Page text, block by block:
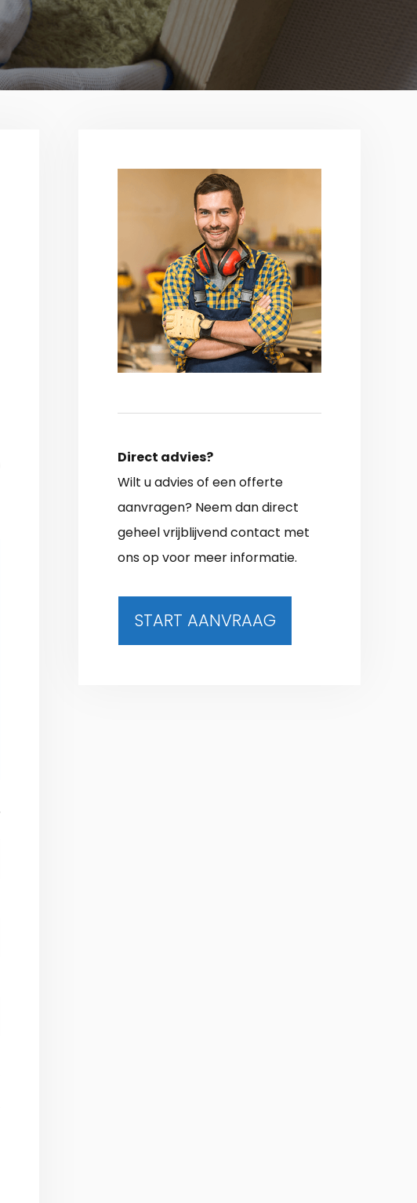
Direct advies?
Wilt u advies of een offerte
aanvragen? Neem dan direct
geheel vrijblijvend contact met
ons op voor meer informatie.
START AANVRAAG